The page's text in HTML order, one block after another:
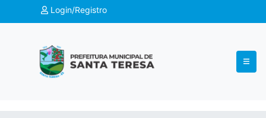
Login/Registro